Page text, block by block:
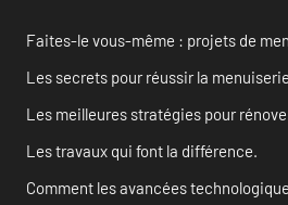
Faites-le vous-même : projets de
Les secrets pour réussir la
Les meilleures stratégies pour
Les travaux qui font la différence.
Comment les avancées